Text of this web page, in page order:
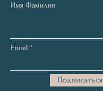
Имя Фамилия
Email
Подписаться